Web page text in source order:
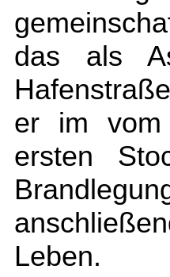
das als
er im vom
ersten
Leben.